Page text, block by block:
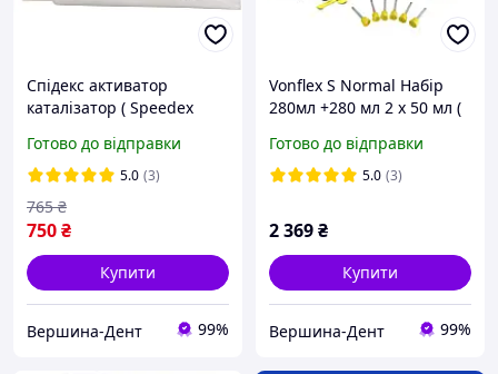
Спідекс активатор
каталізатор ( Speedex
силіконова відбиткова
маса Coltene Спидекс
катализатор активатор
Готово до відправки
5.0 (3)
750₴
765 ₴
Купити
Вершина-Дент 99%
Vonflex S Normal Набір
280мл +280 мл 2 х 50 мл (
Активатор + Лайт ) маса
на основі А-силикону
Готово до відправки
5.0 (3)
2 369₴
Купити
Вершина-Дент 99%